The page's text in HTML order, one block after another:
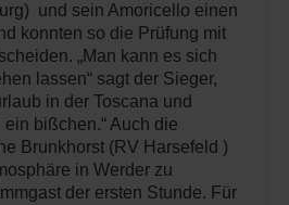
und sein Amoricello einen
konnten so die Prüfung mit
„Man kann es sich
lassen“ sagt der Sieger,
in der Toscana und
bißchen.“ Auch die
Brunkhorst (RV Harsefeld )
in Werder zu
der ersten Stunde. Für